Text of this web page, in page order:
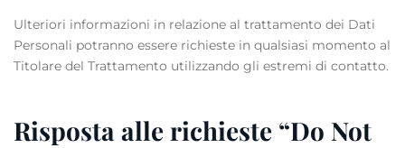
Ulteriori informazioni in relazione al trattamento dei Dati
Personali potranno essere richieste in qualsiasi momento al
Titolare del Trattamento utilizzando gli estremi di contatto.
Risposta alle richieste “Do Not